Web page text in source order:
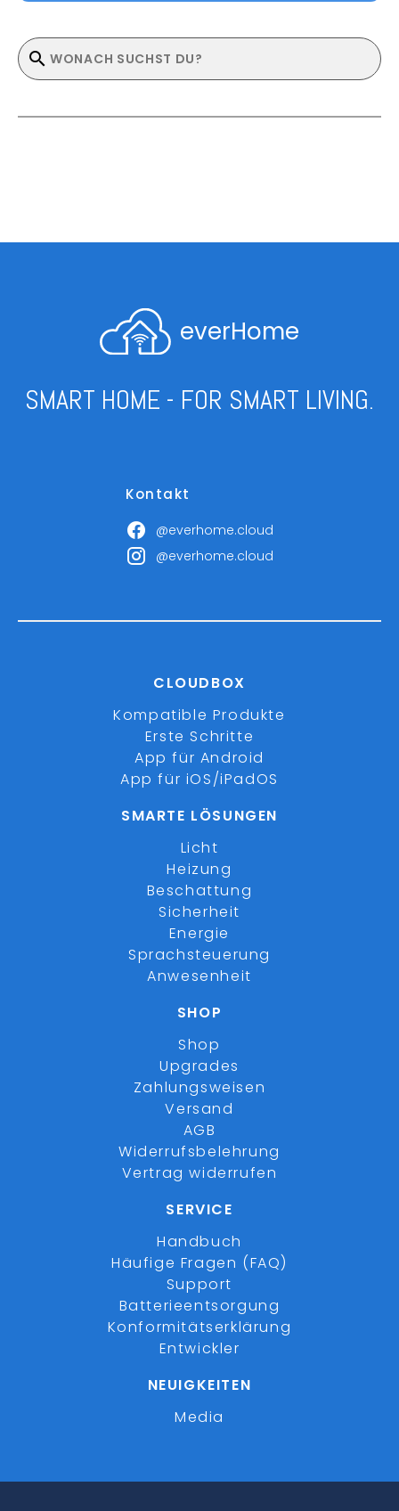
everHome
SMART HOME - FOR SMART LIVING.
Kontakt
@everhome.cloud
@everhome.cloud
CLOUDBOX
Kompatible Produkte
Erste Schritte
App für Android
App für iOS/iPadOS
SMARTE LÖSUNGEN
Licht
Heizung
Beschattung
Sicherheit
Energie
Sprachsteuerung
Anwesenheit
SHOP
Shop
Upgrades
Zahlungsweisen
Versand
AGB
Widerrufsbelehrung
Vertrag widerrufen
SERVICE
Handbuch
Häufige Fragen (FAQ)
Support
Batterieentsorgung
Konformitätserklärung
Entwickler
NEUIGKEITEN
Media